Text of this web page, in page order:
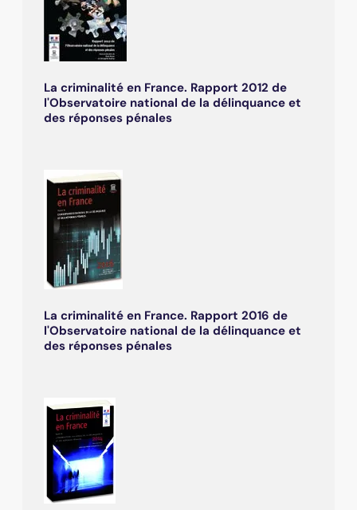
La criminalité en France. Rapport 2012 de
l'Observatoire national de la délinquance et
des réponses pénales
La criminalité en France. Rapport 2016 de
l'Observatoire national de la délinquance et
des réponses pénales